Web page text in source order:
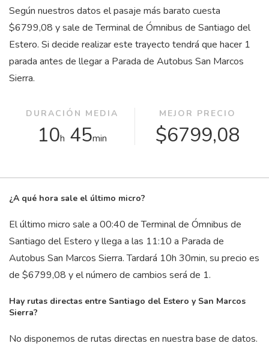
Según nuestros datos el pasaje más barato cuesta
$6799,08 y sale de Terminal de Ómnibus de Santiago del
Estero. Si decide realizar este trayecto tendrá que hacer 1
parada antes de llegar a Parada de Autobus San Marcos
Sierra.
DURACIÓN MEDIA
10h 45min
MEJOR PRECIO
$6799,08
¿A qué hora sale el último micro?
El último micro sale a 00:40 de Terminal de Ómnibus de
Santiago del Estero y llega a las 11:10 a Parada de
Autobus San Marcos Sierra. Tardará 10h 30min, su precio es
de $6799,08 y el número de cambios será de 1.
Hay rutas directas entre Santiago del Estero y San Marcos
Sierra?
No disponemos de rutas directas en nuestra base de datos.